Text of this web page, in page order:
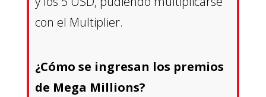
con el Multiplier.
¿Cómo se ingresan los premios
de Mega Millions?